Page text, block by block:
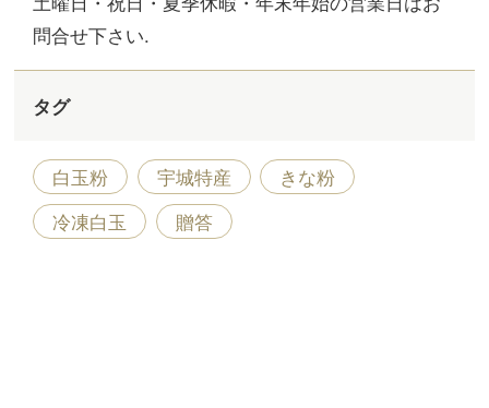
問合せ下さい.
タグ
白玉粉 宇城特産
きな粉
冷凍白玉
贈答